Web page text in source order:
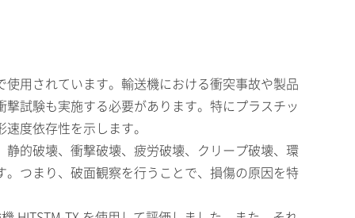
用されています。輸送機における衝突事故や製品
試験も実施する必要があります。特にプラスチッ
度依存性を示します。
的破壊、衝撃破壊、疲労破壊、クリープ破壊、環
つまり、破面観察を行うことで、損傷の原因を特